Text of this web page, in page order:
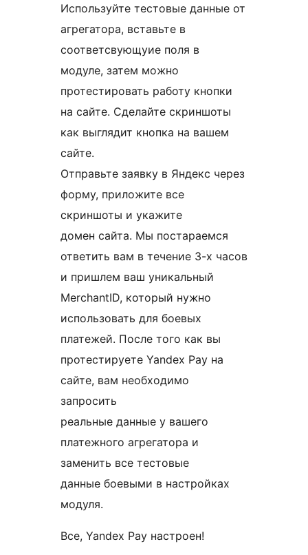
Используйте тестовые данные от
агрегатора, вставьте в
соответсвующуие поля в
модуле, затем можно
протестировать работу кнопки
на сайте. Сделайте скриншоты
как выглядит кнопка на вашем
сайте.
Отправьте заявку в Яндекс через
форму, приложите все
скриншоты и укажите
домен сайта. Мы постараемся
ответить вам в течение 3-х часов
и пришлем ваш уникальный
MerchantID, который нужно
использовать для боевых
платежей. После того как вы
протестируете Yandex Pay на
сайте, вам необходимо
запросить
реальные данные у вашего
платежного агрегатора и
заменить все тестовые
данные боевыми в настройках
модуля.
Все, Yandex Pay настроен!